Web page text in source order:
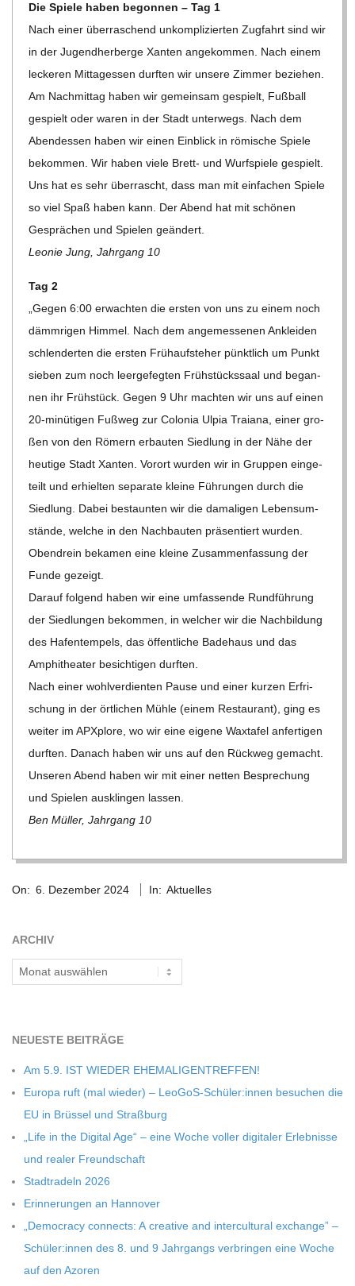
D
T
S
C
H
U
L
E
Die Spiele haben begon­nen – Tag 1
Nach einer über­ra­schend unkom­pli­zier­ten Zug­fahrt sind wir
in der Jugend­her­berge Xan­ten ange­kom­men. Nach einem
lecke­ren Mit­tag­essen durf­ten wir unsere Zim­mer bezie­hen.
Am Nach­mit­tag haben wir gemein­sam gespielt, Fuß­ball
gespielt oder waren in der Stadt unter­wegs. Nach dem
Abend­essen haben wir einen Ein­blick in römi­sche Spiele
bekom­men. Wir haben viele Brett- und Wurf­spiele gespielt.
Uns hat es sehr über­rascht, dass man mit ein­fa­chen Spiele
so viel Spaß haben kann. Der Abend hat mit schö­nen
Gesprä­chen und Spie­len geändert.
Leo­nie Jung, Jahr­gang 10
Tag 2
„Gegen 6:00 erwach­ten die ers­ten von uns zu einem noch
dämm­ri­gen Him­mel. Nach dem ange­mes­se­nen Anklei­den
schlen­der­ten die ers­ten Früh­auf­ste­her pünkt­lich um Punkt
sie­ben zum noch leer­ge­feg­ten Früh­stücks­saal und began­
nen ihr Früh­stück. Gegen 9 Uhr mach­ten wir uns auf einen
20-minü­ti­gen Fuß­weg zur Colo­nia Ulpia Trai­ana, einer gro­
ßen von den Römern erbau­ten Sied­lung in der Nähe der
heu­tige Stadt Xan­ten. Vor­ort wur­den wir in Grup­pen ein­ge­
teilt und erhiel­ten sepa­rate kleine Füh­run­gen durch die
Sied­lung. Dabei bestaun­ten wir die dama­li­gen Lebens­um­
stände, wel­che in den Nach­bau­ten prä­sen­tiert wur­den.
Oben­drein beka­men eine kleine Zusam­men­fas­sung der
Funde gezeigt.
Dar­auf fol­gend haben wir eine umfas­sende Rund­füh­rung
der Sied­lun­gen bekom­men, in wel­cher wir die Nach­bil­dung
des Hafen­tem­pels, das öffent­li­che Bade­haus und das
Amphi­thea­ter besich­ti­gen durften.
Nach einer wohl­ver­dien­ten Pause und einer kur­zen Erfri­
schung in der ört­li­chen Mühle (einem Restau­rant), ging es
wei­ter im APX­plore, wo wir eine eigene Wax­ta­fel anfer­ti­gen
durf­ten. Danach haben wir uns auf den Rück­weg gemacht.
Unse­ren Abend haben wir mit einer net­ten Bespre­chung
und Spie­len aus­klin­gen lassen.
Ben Mül­ler, Jahr­gang 10
12-
On: 6. Dezember 2024 In: Aktuelles
ARCHIV
Archiv
NEU­ESTE BEITRÄGE
Am 5.9. IST WIEDER EHEMALIGENTREFFEN!
Europa ruft (mal wie­der) – LeoGoS-Schüler:innen besu­chen die
EU in Brüs­sel und Straßburg
„Life in the Digi­tal Age“ – eine Woche vol­ler digi­ta­ler Erleb­nisse
und rea­ler Freundschaft
Stadt­ra­deln 2026
Erin­ne­run­gen an Hannover
„Demo­cracy con­nects: A crea­tive and inter­cul­tu­ral exch­ange” –
Schüler:innen des 8. und 9 Jahr­gangs ver­brin­gen eine Woche
auf den Azoren